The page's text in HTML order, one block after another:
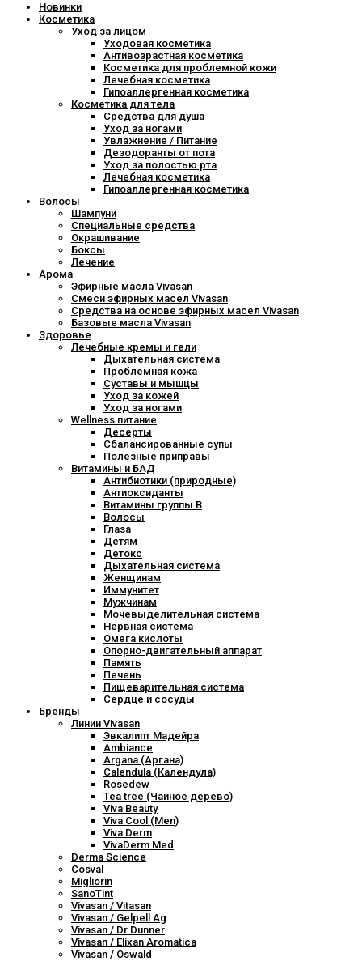
Новинки
Косметика
Уход за лицом
Уходовая косметика
Антивозрастная косметика
Косметика для проблемной кожи
Лечебная косметика
Гипоаллергенная косметика
Косметика для тела
Средства для душа
Уход за ногами
Увлажнение / Питание
Дезодоранты от пота
Уход за полостью рта
Лечебная косметика
Гипоаллергенная косметика
Волосы
Шампуни
Специальные средства
Окрашивание
Боксы
Лечение
Арома
Эфирные масла Vivasan
Смеси эфирных масел Vivasan
Средства на основе эфирных масел Vivasan
Базовые масла Vivasan
Здоровье
Лечебные кремы и гели
Дыхательная система
Проблемная кожа
Суставы и мышцы
Уход за кожей
Уход за ногами
Wellness питание
Десерты
Сбалансированные супы
Полезные приправы
Витамины и БАД
Антибиотики (природные)
Антиоксиданты
Витамины группы В
Волосы
Глаза
Детям
Детокс
Дыхательная система
Женщинам
Иммунитет
Мужчинам
Мочевыделительная система
Нервная система
Омега кислоты
Опорно-двигательный аппарат
Память
Печень
Пищеварительная система
Сердце и сосуды
Бренды
Линии Vivasan
Эвкалипт Мадейра
Ambiance
Argana (Аргана)
Calendula (Календула)
Rosedew
Tea tree (Чайное дерево)
Viva Beauty
Viva Cool (Men)
Viva Derm
VivaDerm Med
Derma Science
Cosval
Migliorin
SanoTint
Vivasan / Vitasan
Vivasan / Gelpell Ag
Vivasan / Dr.Dunner
Vivasan / Elixan Aromatica
Vivasan / Oswald